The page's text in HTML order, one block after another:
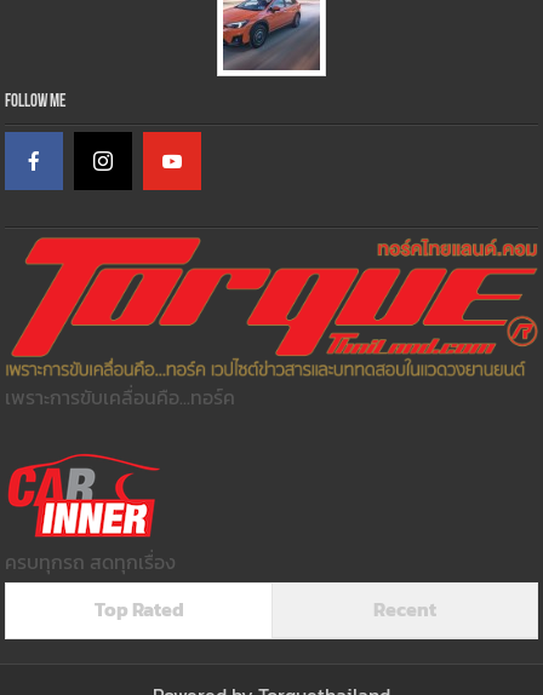
Follow Me
เพราะการขับเคลื่อนคือ...ทอร์ค
ครบทุกรถ สดทุกเรื่อง
Top Rated
Recent